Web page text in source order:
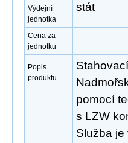
Výdejní
jednotka
stát
Cena za
jednotku
Popis
produktu
pomocí
s LZW
Služba